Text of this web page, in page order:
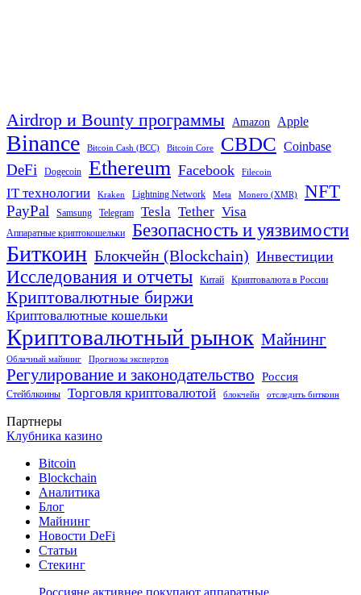
Airdrop и Bounty программы Amazon Apple
Binance Bitcoin Cash (BCC) Bitcoin Core CBDC Coinbase
DeFi Dogecoin Ethereum Facebook Filecoin
IT технологии Kraken Lightning Network Meta Monero (XMR) NFT
PayPal Samsung Telegram Tesla Tether Visa
Аппаратные криптокошельки Безопасность и уязвимости
Биткоин Блокчейн (Blockchain) Инвестиции
Исследования и отчеты Китай Криптовалюта в России
Криптовалютные биржи
Криптовалютные кошельки
Криптовалютный рынок Майнинг
Облачный майнинг Прогнозы экспертов
Регулирование и законодательство Россия
Стейблкоины Торговля криптовалютой блокчейн отследить биткоин
Партнеры
Клубника казино
Bitcoin
Blockchain
Аналитика
Блог
Майнинг
Новости DeFi
Статьи
Стекинг